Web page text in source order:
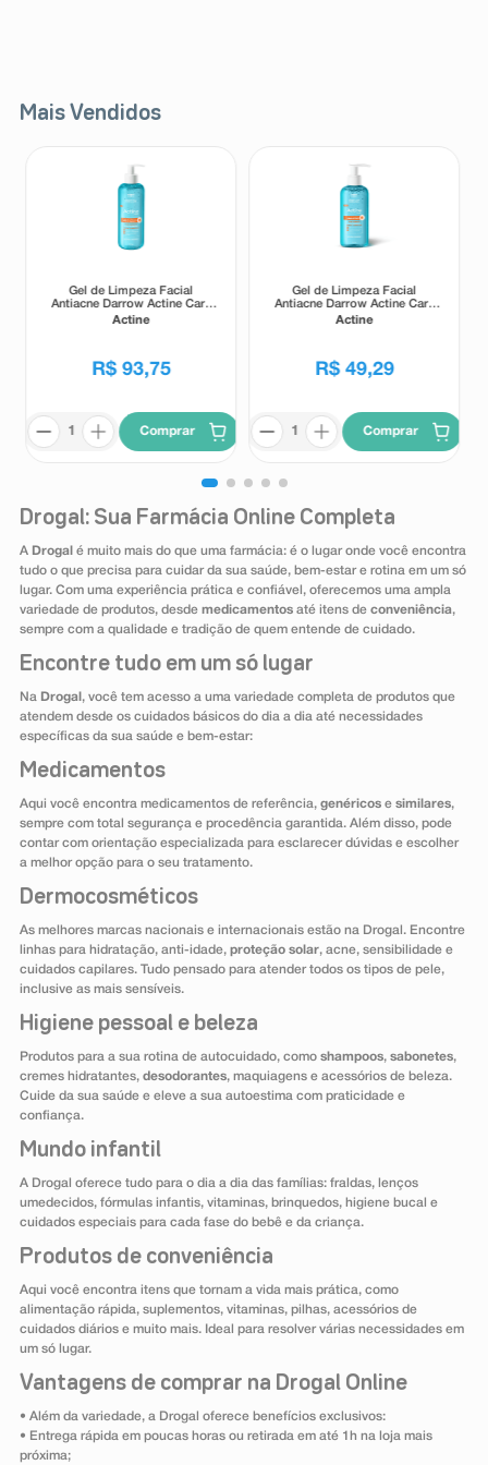
Mais Vendidos
Gel de Limpeza Facial
Antiacne Darrow Actine Care
Alta Tolerância 400g
Actine
R$ 93,75
Comprar
Gel de Limpeza Facial
Antiacne Darrow Actine Care
Alta Tolerância 140g
Actine
R$ 49,29
Comprar
Drogal: Sua Farmácia Online Completa
A Drogal é muito mais do que uma farmácia: é o lugar onde você encontra
tudo o que precisa para cuidar da sua saúde, bem-estar e rotina em um só
lugar. Com uma experiência prática e confiável, oferecemos uma ampla
variedade de produtos, desde medicamentosaté itens de conveniência,
sempre com a qualidade e tradição de quem entende de cuidado.
Encontre tudo em um só lugar
Na Drogal , você tem acesso a uma variedade completa de produtos que
atendem desde os cuidados básicos do dia a dia até necessidades
específicas da sua saúde e bem-estar:
Medicamentos
Aqui você encontra medicamentos de referência, genéricose similares,
sempre com total segurança e procedência garantida. Além disso, pode
contar com orientação especializada para esclarecer dúvidas e escolher
a melhor opção para o seu tratamento.
Dermocosméticos
As melhores marcas nacionais e internacionais estão na Drogal. Encontre
linhas para hidratação, anti-idade, proteção solar, acne, sensibilidade e
cuidados capilares. Tudo pensado para atender todos os tipos de pele,
inclusive as mais sensíveis.
Higiene pessoal e beleza
Produtos para a sua rotina de autocuidado, como shampoos, sabonetes,
cremes hidratantes, desodorantes, maquiagens e acessórios de beleza.
Cuide da sua saúde e eleve a sua autoestima com praticidade e
confiança.
Mundo infantil
A Drogal oferece tudo para o dia a dia das famílias: fraldas, lenços
umedecidos, fórmulas infantis, vitaminas, brinquedos, higiene bucal e
cuidados especiais para cada fase do bebê e da criança.
Produtos de conveniência
Aqui você encontra itens que tornam a vida mais prática, como
alimentação rápida, suplementos, vitaminas, pilhas, acessórios de
cuidados diários e muito mais. Ideal para resolver várias necessidades em
um só lugar.
Vantagens de comprar na Drogal Online
• Além da variedade, a Drogal oferece benefícios exclusivos:
• Entrega rápida em poucas horas ou retirada em até 1h na loja mais
próxima;